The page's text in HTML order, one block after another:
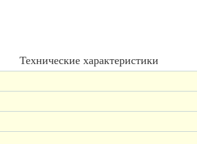
Технические характеристики